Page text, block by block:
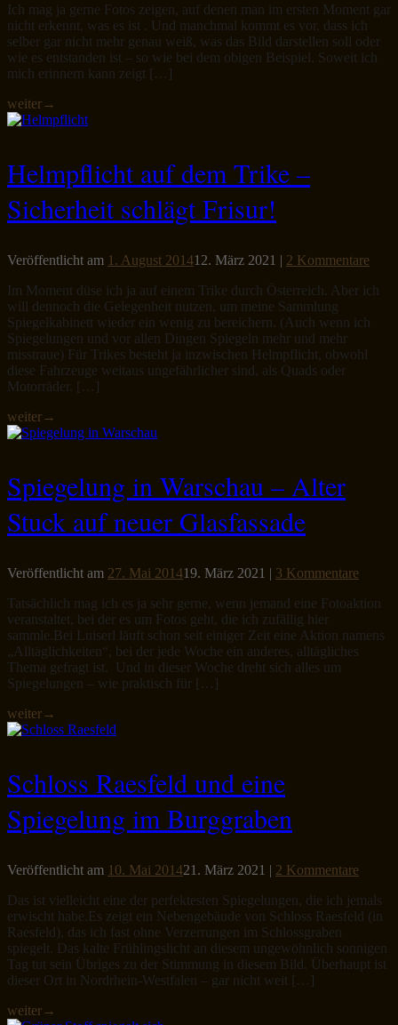
Ich mag ja gerne Fotos zeigen, auf denen man im ersten Moment gar
nicht erkennt, was es ist . Und manchmal kommt es vor, dass ich
selber gar nicht mehr genau weiß, was das Bild darstellen soll oder
wie es entstanden ist – so wie bei dem obigen Beispiel. Soweit ich
mich erinnern kann zeigt […]
weiter→
Helmpflicht auf dem Trike –
Sicherheit schlägt Frisur!
Veröffentlicht am 1. August 201412. März 2021 | 2 Kommentare
Im Moment düse ich ja auf einem Trike durch Österreich. Aber ich
will dennoch die Gelegenheit nutzen, um meine Sammlung
Spiegelkabinett wieder ein wenig zu bereichern. (Auch wenn ich
Spiegelungen und vor allen Dingen Spiegeln mehr und mehr
misstraue) Für Trikes besteht ja inzwischen Helmpflicht, obwohl
diese Fahrzeuge weitaus ungefährlicher sind, als Quads oder
Motorräder. […]
weiter→
Spiegelung in Warschau – Alter
Stuck auf neuer Glasfassade
Veröffentlicht am 27. Mai 201419. März 2021 | 3 Kommentare
Tatsächlich mag ich es ja sehr gerne, wenn jemand eine Fotoaktion
veranstaltet, bei der es um Fotos geht, die ich zufällig hier
sammle.Bei Luiserl läuft schon seit einiger Zeit eine Aktion namens
„Alltäglichkeiten“, bei der jede Woche ein anderes, alltägliches
Thema gefragt ist. Und in dieser Woche dreht sich alles um
Spiegelungen – wie praktisch für […]
weiter→
Schloss Raesfeld und eine
Spiegelung im Burggraben
Veröffentlicht am 10. Mai 201421. März 2021 | 2 Kommentare
Das ist vielleicht eine der perfektesten Spiegelungen, die ich jemals
erwischt habe.Es zeigt ein Nebengebäude von Schloss Raesfeld (in
Raesfeld), das ich fast ohne Verzerrungen im Schlossgraben
spiegelt. Das kalte Frühlingslicht an diesem ungewöhnlich sonnigen
Tag tut sein Übriges zu der Stimmung in diesem Bild. Überhaupt ist
dieser Ort in Nordrhein-Westfalen – gar nicht weit […]
weiter→